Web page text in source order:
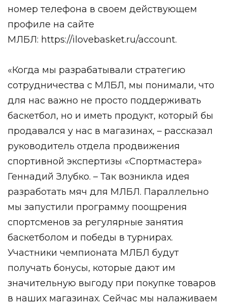
номер телефона в своем действующем
профиле на сайте
МЛБЛ: https://ilovebasket.ru/account.
«Когда мы разрабатывали стратегию
сотрудничества с МЛБЛ, мы понимали, что
для нас важно не просто поддерживать
баскетбол, но и иметь продукт, который бы
продавался у нас в магазинах, – рассказал
руководитель отдела продвижения
спортивной экспертизы «Спортмастера»
Геннадий Злубко. – Так возникла идея
разработать мяч для МЛБЛ. Параллельно
мы запустили программу поощрения
спортсменов за регулярные занятия
баскетболом и победы в турнирах.
Участники чемпионата МЛБЛ будут
получать бонусы, которые дают им
значительную выгоду при покупке товаров
в наших магазинах. Сейчас мы налаживаем